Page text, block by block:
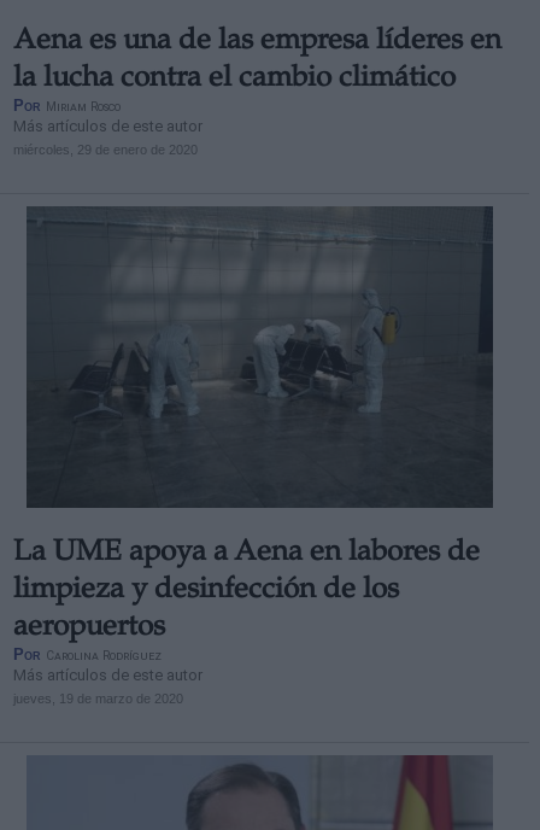
Aena es una de las empresa líderes en
la lucha contra el cambio climático
Por Miriam Rosco
Más artículos de este autor
miércoles, 29 de enero de 2020
La UME apoya a Aena en labores de
limpieza y desinfección de los
aeropuertos
Por Carolina Rodríguez
Más artículos de este autor
jueves, 19 de marzo de 2020